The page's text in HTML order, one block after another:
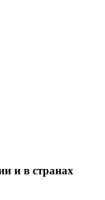
и в странах